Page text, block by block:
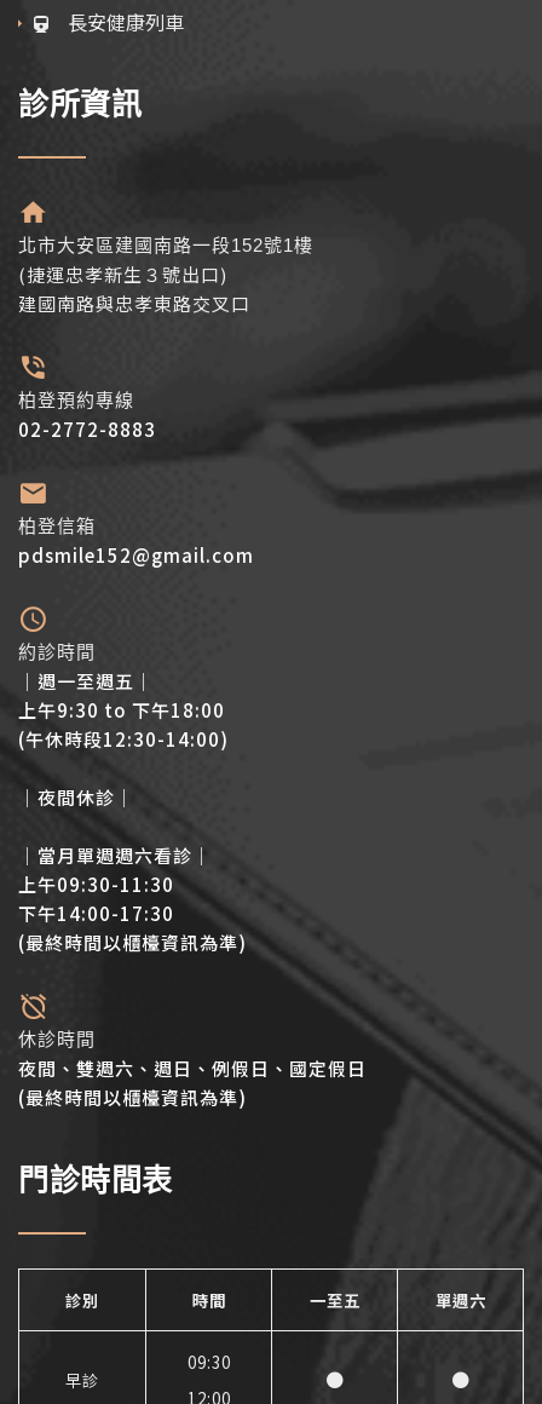
長安健康列車
診所資訊
北市大安區建國南路一段152號1樓
(捷運忠孝新生３號出口)
建國南路與忠孝東路交叉口
柏登預約專線
02-2772-8883
柏登信箱
pdsmile152@gmail.com
約診時間
│週一至週五│
上午9:30 to 下午18:00
(午休時段12:30-14:00)
│夜間休診│
│當月單週週六看診│
上午09:30-11:30
下午14:00-17:30
(最終時間以櫃檯資訊為準)
休診時間
夜間、雙週六、週日、例假日、國定假日
(最終時間以櫃檯資訊為準)
門診時間表
診別 時間 一至五 單週六
早診
09:30
12:00
● ●